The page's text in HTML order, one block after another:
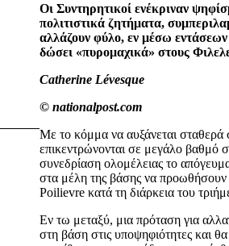
Οι Συντηρητικοί ενέκριναν
πολιτιστικά ζητήματα,
αλλάζουν φύλο, εν μέσω εντάσεων
δώσει «πυρομαχικά» στους
Catherine Lévesque
© nationalpost.com
Με το κόμμα να αυξάνεται σταθερά
επικεντρώνονται σε μεγάλο βαθμό
συνεδρίαση ολομέλειας το
στα μέλη της βάσης να
Poilievre κατά τη διάρκεια του
Εν τω μεταξύ, μια πρόταση για
στη βάση στις υποψηφιότητες και